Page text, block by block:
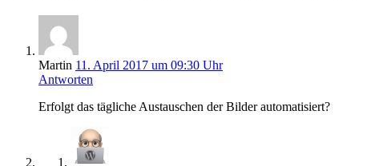
Martin 11. April 2017 um 09:30 Uhr
Antworten
Erfolgt das tägliche Austauschen der Bilder automatisiert?